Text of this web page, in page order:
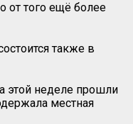
от того ещё более
также в
этой неделе прошли
местная